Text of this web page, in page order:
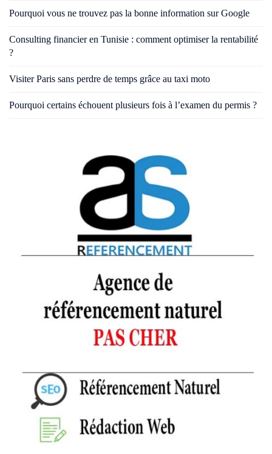
Pourquoi vous ne trouvez pas la bonne information sur Google
Consulting financier en Tunisie : comment optimiser la rentabilité
?
Visiter Paris sans perdre de temps grâce au taxi moto
Pourquoi certains échouent plusieurs fois à l’examen du permis ?